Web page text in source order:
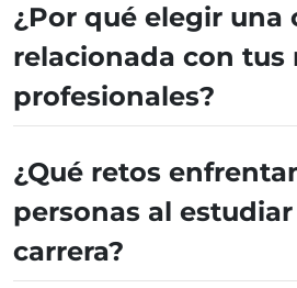
¿Por qué elegir una
relacionada con tus
profesionales?
¿Qué retos
personas al
carrera?